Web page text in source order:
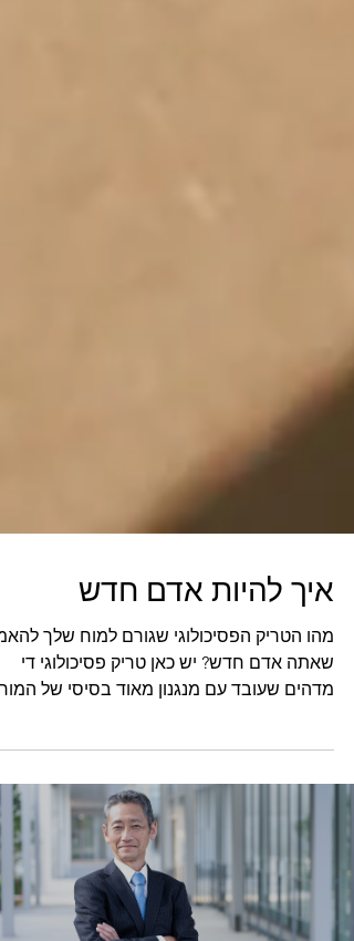
איך להיות אדם חדש
מהו הטריק הפסיכולוגי שגורם למוח שלך
שאתה אדם חדש? יש כאן טריק פסיכולוגי די